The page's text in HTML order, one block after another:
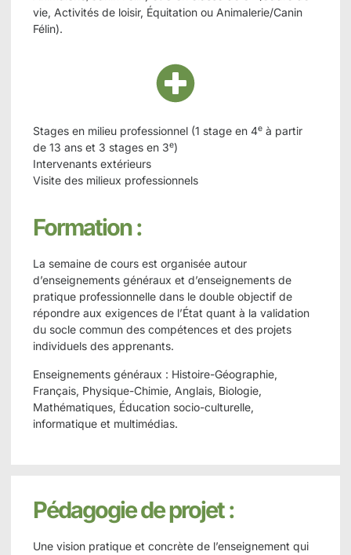
vie, Activités de loisir, Équitation ou Animalerie/Canin
Félin).
Stages en milieu professionnel (1 stage en 4e à partir
de 13 ans et 3 stages en 3e)
Intervenants extérieurs
Visite des milieux professionnels
Formation :
La semaine de cours est organisée autour
d’enseignements généraux et d’enseignements de
pratique professionnelle dans le double objectif de
répondre aux exigences de l’État quant à la validation
du socle commun des compétences et des projets
individuels des apprenants.
Enseignements généraux : Histoire-Géographie,
Français, Physique-Chimie, Anglais, Biologie,
Mathématiques, Éducation socio-culturelle,
informatique et multimédias.
Pédagogie de projet :
Une vision pratique et concrète de l’enseignement qui